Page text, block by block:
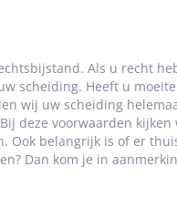
Als u recht
scheiding. Heeft u
wij uw scheiding
deze voorwaarden kijken
Ook belangrijk is of er
Dan kom je in